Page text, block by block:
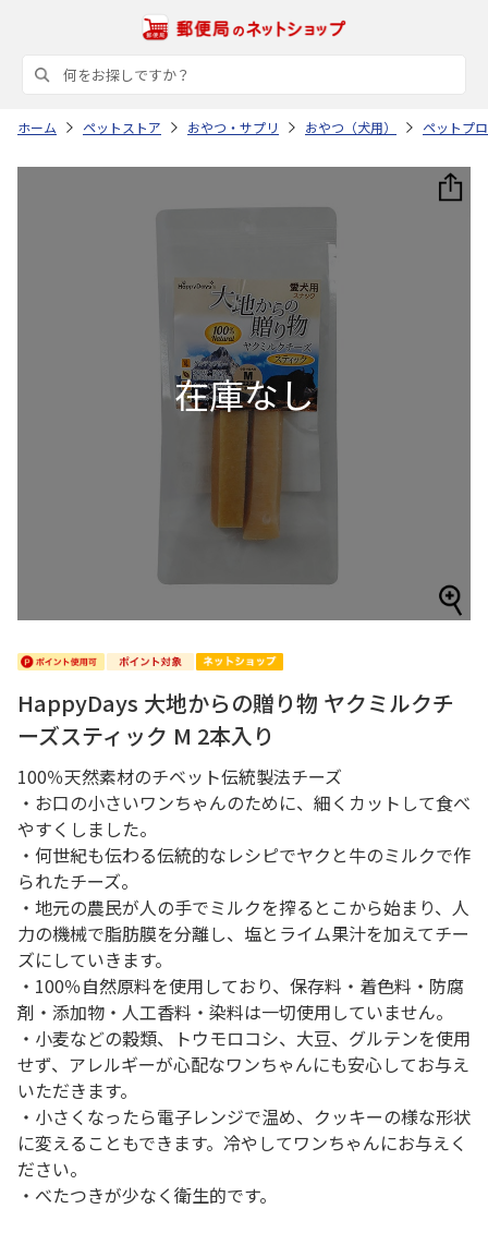
ホーム ペットストア おやつ・サプリ おやつ（犬用） ペットプ
HappyDays 大地からの贈り物 ヤクミルクチ
ーズスティック M 2本入り
100％天然素材のチベット伝統製法チーズ
・お口の小さいワンちゃんのために、細くカットして食べ
やすくしました。
・何世紀も伝わる伝統的なレシピでヤクと牛のミルクで作
られたチーズ。
・地元の農民が人の手でミルクを搾るとこから始まり、人
力の機械で脂肪膜を分離し、塩とライム果汁を加えてチー
ズにしていきます。
・100％自然原料を使用しており、保存料・着色料・防腐
剤・添加物・人工香料・染料は一切使用していません。
・小麦などの穀類、トウモロコシ、大豆、グルテンを使用
せず、アレルギーが心配なワンちゃんにも安心してお与え
いただきます。
・小さくなったら電子レンジで温め、クッキーの様な形状
に変えることもできます。冷やしてワンちゃんにお与えく
ださい。
・べたつきが少なく衛生的です。